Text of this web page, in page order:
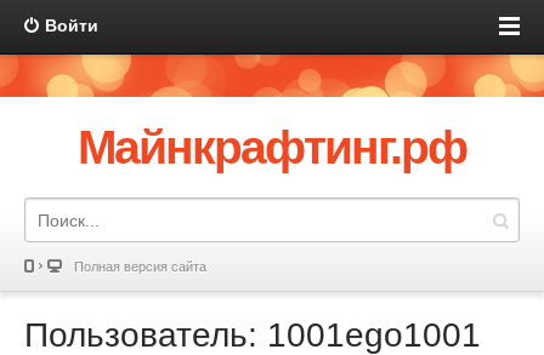
Войти
Майнкрафтинг.рф
Полная версия сайта
Пользователь: 1001ego1001